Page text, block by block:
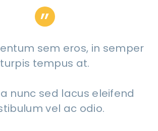
sem eros, in semper
turpis tempus at.
nunc sed lacus eleifend
vel ac odio.